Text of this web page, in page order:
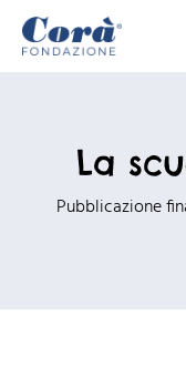
Salta
La
Pubblicazione